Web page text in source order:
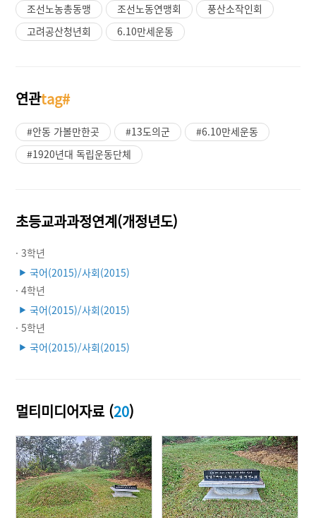
조선노농총동맹 조선노동연맹회
풍산소작인회
고려공산청년회
6.10만세운동
연관tag#
#안동 가볼만한곳 #13도의군
#6.10만세운동
#1920년대 독립운동단체
초등교과과정연계(개정년도)
· 3학년
▶ 국어(2015)/사회(2015)
· 4학년
▶ 국어(2015)/사회(2015)
· 5학년
▶ 국어(2015)/사회(2015)
멀티미디어자료 (20)